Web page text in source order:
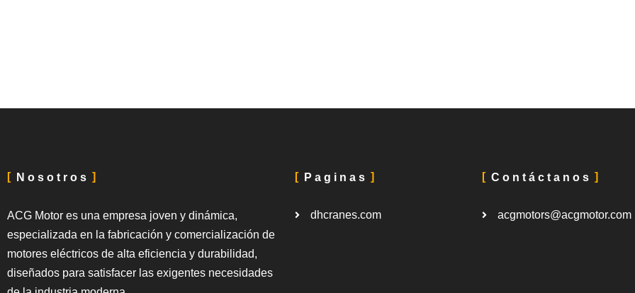
Nosotros
ACG Motor es una empresa joven y dinámica,
especializada en la fabricación y comercialización de
motores eléctricos de alta eficiencia y durabilidad,
diseñados para satisfacer las exigentes necesidades
Paginas
dhcranes.com
Contáctanos
acgmotors@acgmotor.com